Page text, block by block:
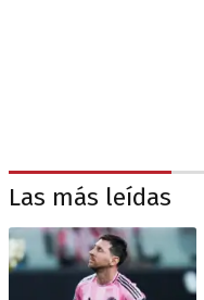
Las más leídas